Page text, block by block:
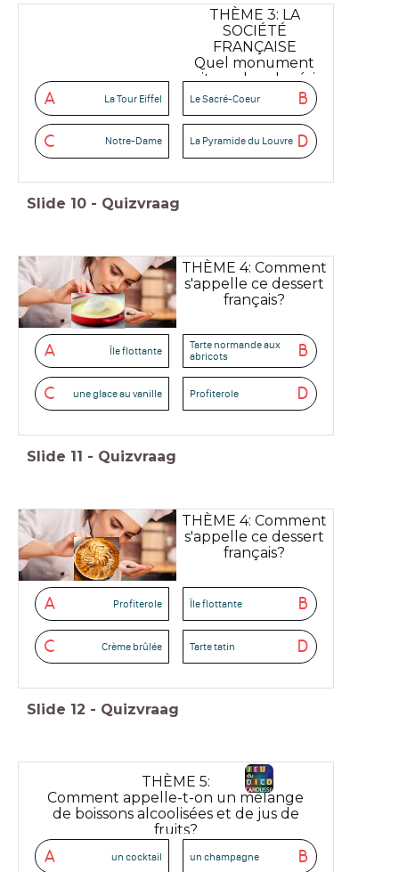
THÈME 3: LA
SOCIÉTÉ
FRANÇAISE
Quel monument
voit-on dans la série
'lupin'?
A La Tour Eiffel B
Le Sacré-Coeur
C Notre-Dame D
La Pyramide du Louvre
Slide 10 - Quizvraag
THÈME 4: Comment
s'appelle ce dessert
français?
A Île flottante B
Tarte normande aux
abricots
C une glace au vanille D
Profiterole
Slide 11 - Quizvraag
THÈME 4: Comment
s'appelle ce dessert
français?
A Profiterole B
Île flottante
C Crème brûlée D
Tarte tatin
Slide 12 - Quizvraag
THÈME 5:
Comment appelle-t-on un mélange
de boissons alcoolisées et de jus de
fruits?
A un cocktail B
un champagne